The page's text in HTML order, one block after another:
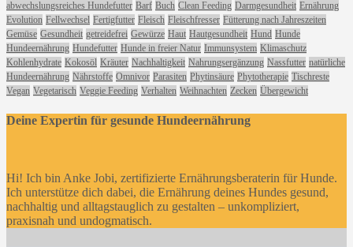
abwechslungsreiches Hundefutter Barf Buch Clean Feeding Darmgesundheit Ernährung
Evolution Fellwechsel Fertigfutter Fleisch Fleischfresser Fütterung nach Jahreszeiten
Gemüse Gesundheit getreidefrei Gewürze Haut Hautgesundheit Hund Hunde
Hundeernährung Hundefutter Hunde in freier Natur Immunsystem Klimaschutz
Kohlenhydrate Kokosöl Kräuter Nachhaltigkeit Nahrungsergänzung Nassfutter natürliche
Hundeernährung Nährstoffe Omnivor Parasiten Phytinsäure Phytotherapie Tischreste
Vegan Vegetarisch Veggie Feeding Verhalten Weihnachten Zecken Übergewicht
Deine Expertin für gesunde Hundeernährung
Hi! Ich bin Anke Jobi, zertifizierte Ernährungsberaterin für Hunde.
Ich unterstütze dich dabei, die Ernährung deines Hundes gesund,
nachhaltig und alltagstauglich zu gestalten – unkompliziert,
praxisnah und undogmatisch.